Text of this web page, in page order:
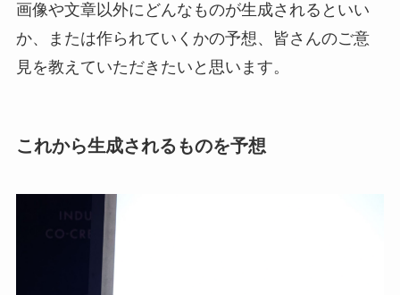
画像や文章以外にどんなものが生成されるといい
か、または作られていくかの予想、皆さんのご意
見を教えていただきたいと思います。
これから生成されるものを予想